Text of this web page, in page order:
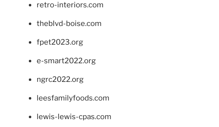
retro-interiors.com
theblvd-boise.com
fpet2023.org
e-smart2022.org
ngrc2022.org
leesfamilyfoods.com
lewis-lewis-cpas.com